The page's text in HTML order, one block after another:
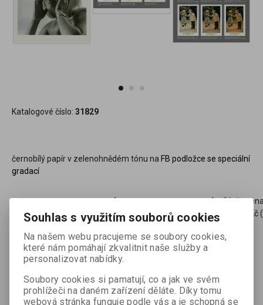
Katalogové číslo: 31829
černobílý papír v zelenohnědém tónu na FB podložce se speciální
gradací
773,21 Kč(32,53 EUR)
(Vaše
639,02 Kč


ks Přidat do košíku
Souhlas s využitím souborů cookies
Na našem webu pracujeme se soubory cookies,
které nám pomáhají zkvalitnit naše služby a
personalizovat nabídky.
Soubory cookies si pamatují, co a jak ve svém
prohlížeči na daném zařízení děláte. Díky tomu
webová stránka funguje podle vás a je schopná se